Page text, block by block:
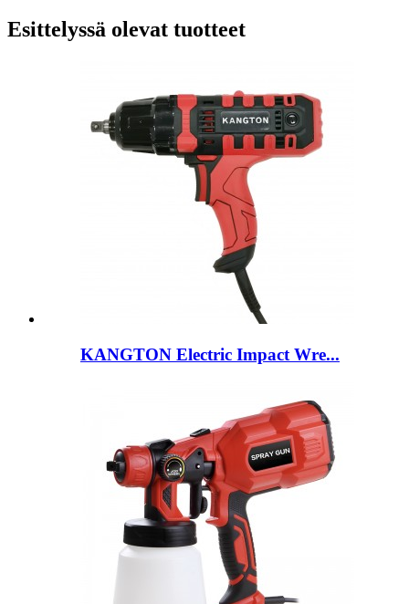
Esittelyssä olevat tuotteet
KANGTON Electric Impact Wre...